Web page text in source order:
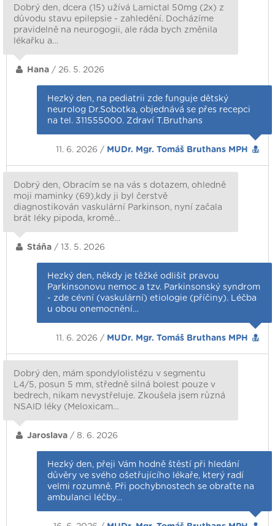
Dobrý den, dcera (15) užívá Lamictal 50mg (2x) z
důvodu stavu epilepsie - zahledění. Docházíme
pravidelně na neurogogii, ale ráda bych změnila
lékařku a…
Hana / 26. 5. 2026
Hezký den, na pediatrii zde funguje dětský
neurolog Dr.Sobotka, objednává se přes recepci
na tel. 311555000. Zdraví T.Bruthans
11. 6. 2026 / MUDr. Mgr. Tomáš Bruthans MPH
Dobrý den, Obracím se na vás s dotazem, ohledně
moji maminky (69),kdy ji byl čerstvě
diagnostikován vaskulární Parkinson, nyní začala
brát léky pipoda, kromě…
Stáňa / 13. 5. 2026
Hezký den, někdy je těžké odlišit pravou
Parkinsonovu nemoc a tzv. Parkinsonský syndrom
- zde cévní (vaskulární) etiologie (příčiny). Léčba
u obou onemocnění…
11. 6. 2026 / MUDr. Mgr. Tomáš Bruthans MPH
Dobrý den, mám spondylolistézu v segmentu
L4/5, posun 5 mm, středně silná bolest pouze v
bedrech, nikam nevystřeluje. Zkoušela jsem různá
NSAID léky (Meloxicam…
Jaroslava / 8. 6. 2026
Hezký den, přeji Vám hodně štěstí při hledání
důvěry ve svého ošetřujícího lékaře, který radí
velmi rozumně. Při pochybnostech se obraťte na
ambulanci léčby…